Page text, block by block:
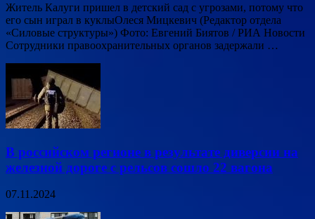
Житель Калуги пришел в детский сад с угрозами, потому что
его сын играл в куклыОлеся Мицкевич (Редактор отдела
«Силовые структуры») Фото: Евгений Биятов / РИА Новости
Сотрудники правоохранительных органов задержали …
В российском регионе в результате диверсии на
железной дороге с рельсов сошло 22 вагона
07.11.2024